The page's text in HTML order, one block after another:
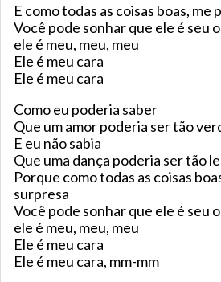
E como todas as coisas boas, me
Você pode sonhar que ele é seu
ele é meu, meu, meu
Ele é meu cara
Ele é meu cara
Como eu poderia saber
Que um amor poderia ser tão
E eu não sabia
Que uma dança poderia ser tão
Porque como todas as coisas
surpresa
Você pode sonhar que ele é seu
ele é meu, meu, meu
Ele é meu cara
Ele é meu cara, mm-mm